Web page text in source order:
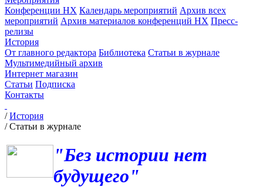
Конференции НХ Календарь мероприятий Архив всех
мероприятий Архив материалов конференций НХ Пресс-
релизы
История
От главного редактора Библиотека Статьи в журнале
Мультимедийный архив
Интернет магазин
Статьи Подписка
Контакты
/История
/Статьи в журнале
"Без истории нет
будущего"